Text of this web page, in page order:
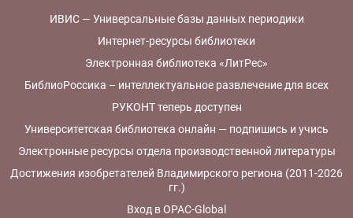
ИВИС — Универсальные базы данных периодики
Интернет-ресурсы библиотеки
Электронная библиотека «ЛитРес»
БиблиоРоссика – интеллектуальное развлечение для всех
РУКОНТ теперь доступен
Университетская библиотека онлайн — подпишись и учись
Электронные ресурсы отдела производственной литературы
Достижения изобретателей Владимирского региона (2011-2026
гг.)
Вход в OPAC-Global